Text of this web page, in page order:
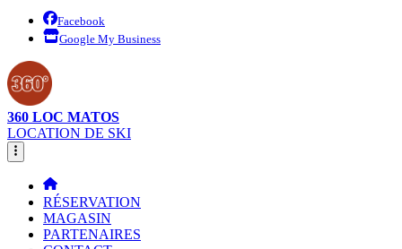
Facebook
Google My Business
360 LOC MATOS
LOCATION DE SKI
RÉSERVATION
MAGASIN
PARTENAIRES